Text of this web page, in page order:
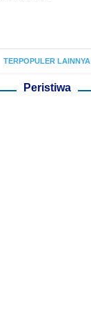
TERPOPULER LAINNYA
Peristiwa